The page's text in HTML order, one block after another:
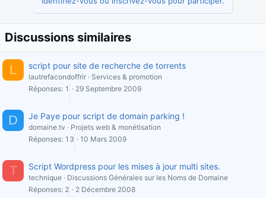
Discussions similaires
L script pour site de recherche de torrents
lautrefacondoffrir
Services & promotion
Réponses 1 29 Septembre 2009
D Je Paye pour script de domain parking !
domaine.tv
Projets web & monétisation
Réponses 13 10 Mars 2009
T Script Wordpress pour les mises à jour multi sites.
technique
Discussions Générales sur les Noms de Domaine
Réponses 2 2 Décembre 2008